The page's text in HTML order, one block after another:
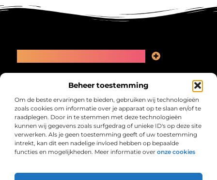
Beheer toestemming
Om de beste ervaringen te bieden, gebruiken wij technologieën
zoals cookies om informatie over je apparaat op te slaan en/of te
raadplegen. Door in te stemmen met deze technologieën
kunnen wij gegevens zoals surfgedrag of unieke ID's op deze site
verwerken. Als je geen toestemming geeft of uw toestemming
intrekt, kan dit een nadelige invloed hebben op bepaalde
functies en mogelijkheden. Meer informatie over onze cookies
Collectiefrima.nl – Jouw verzameling van
Ontdek blogs en artikelen over alles wat het dagelijks leven boeiend